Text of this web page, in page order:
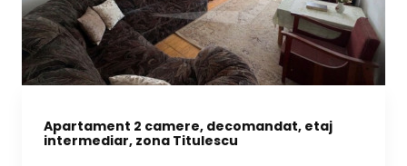
Apartament 2 camere, decomandat, etaj
intermediar, zona Titulescu